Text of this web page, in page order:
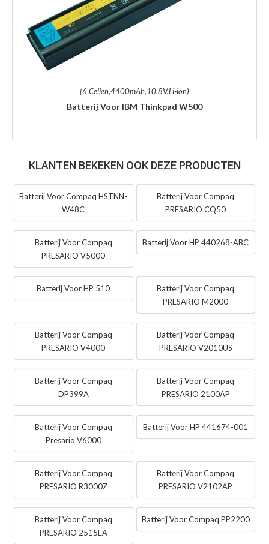
(6 Cellen,4400mAh,10.8V,Li-ion)
Batterij Voor IBM Thinkpad W500
KLANTEN BEKEKEN OOK DEZE PRODUCTEN
Batterij Voor Compaq HSTNN-
W48C
Batterij Voor Compaq
PRESARIO CQ50
Batterij Voor Compaq
PRESARIO V5000
Batterij Voor HP 440268-ABC
Batterij Voor HP 510
Batterij Voor Compaq
PRESARIO M2000
Batterij Voor Compaq
PRESARIO V4000
Batterij Voor Compaq
PRESARIO V2010US
Batterij Voor Compaq
DP399A
Batterij Voor Compaq
PRESARIO 2100AP
Batterij Voor Compaq
Presario V6000
Batterij Voor HP 441674-001
Batterij Voor Compaq
PRESARIO R3000Z
Batterij Voor Compaq
PRESARIO V2102AP
Batterij Voor Compaq
PRESARIO 2515EA
Batterij Voor Compaq PP2200